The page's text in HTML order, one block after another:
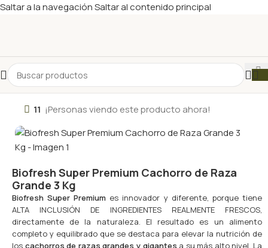
Saltar a la navegaciónSaltar al contenido principal
11 ¡Personas viendo este producto ahora!
Biofresh Super Premium Cachorro de Raza
Grande 3 Kg
Biofresh Super Premium es innovador y diferente, porque tiene
ALTA INCLUSIÓN DE INGREDIENTES REALMENTE FRESCOS,
directamente de la naturaleza. El resultado es un alimento
completo y equilibrado que se destaca para elevar la nutrición de
los cachorros de razas grandes y gigantes a su más alto nivel. La